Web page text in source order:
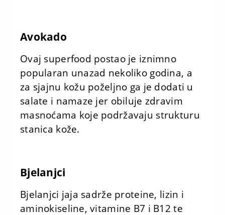
Avokado
Ovaj superfood postao je iznimno
popularan unazad nekoliko godina, a
za sjajnu kožu poželjno ga je dodati u
salate i namaze jer obiluje zdravim
masnoćama koje podržavaju strukturu
stanica kože.
Bjelanjci
Bjelanjci jaja sadrže proteine, lizin i
aminokiseline, vitamine B7 i B12 te